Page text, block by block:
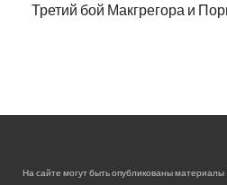
Третий бой Макгрегора и
На сайте могут быть опубликованы материалы